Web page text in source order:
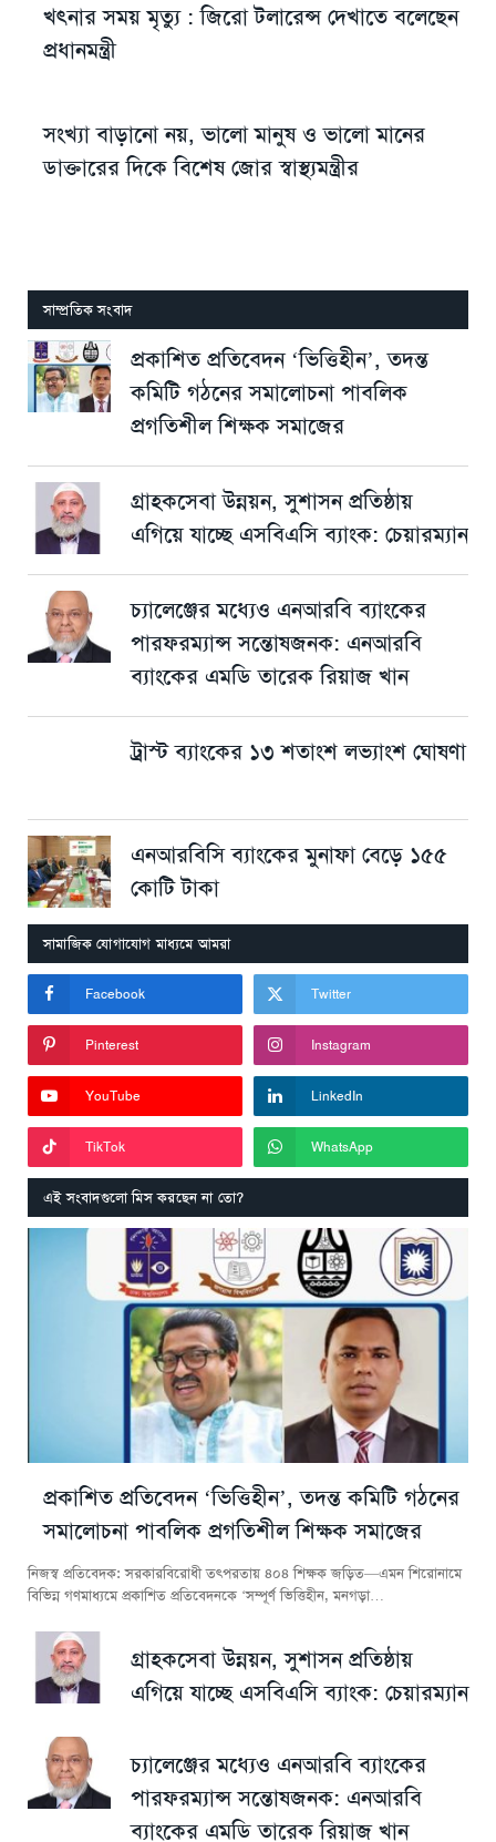
খৎনার সময় মৃত্যু : জিরো টলারেন্স দেখাতে বলেছেন
প্রধানমন্ত্রী
সংখ্যা বাড়ানো নয়, ভালো মানুষ ও ভালো মানের
ডাক্তারের দিকে বিশেষ জোর স্বাস্থ্যমন্ত্রীর
সাম্প্রতিক সংবাদ
প্রকাশিত প্রতিবেদন ‘ভিত্তিহীন’, তদন্ত
কমিটি গঠনের সমালোচনা পাবলিক
প্রগতিশীল শিক্ষক সমাজের
গ্রাহকসেবা উন্নয়ন, সুশাসন প্রতিষ্ঠায়
এগিয়ে যাচ্ছে এসবিএসি ব্যাংক: চেয়ারম্যান
চ্যালেঞ্জের মধ্যেও এনআরবি ব্যাংকের
পারফরম্যান্স সন্তোষজনক: এনআরবি
ব্যাংকের এমডি তারেক রিয়াজ খান
ট্রাস্ট ব্যাংকের ১৩ শতাংশ লভ্যাংশ ঘোষণা
এনআরবিসি ব্যাংকের মুনাফা বেড়ে ১৫৫
কোটি টাকা
সামাজিক যোগাযোগ মাধ্যমে আমরা
Facebook Twitter
Pinterest Instagram
YouTube LinkedIn
TikTok WhatsApp
এই সংবাদগুলো মিস করছেন না তো?
প্রকাশিত প্রতিবেদন ‘ভিত্তিহীন’, তদন্ত কমিটি গঠনের
সমালোচনা পাবলিক প্রগতিশীল শিক্ষক সমাজের
নিজস্ব প্রতিবেদক: সরকারবিরোধী তৎপরতায় ৪০৪ শিক্ষক জড়িত—এমন শিরোনামে
বিভিন্ন গণমাধ্যমে প্রকাশিত প্রতিবেদনকে ‘সম্পূর্ণ ভিত্তিহীন, মনগড়া…
গ্রাহকসেবা উন্নয়ন, সুশাসন প্রতিষ্ঠায়
এগিয়ে যাচ্ছে এসবিএসি ব্যাংক: চেয়ারম্যান
চ্যালেঞ্জের মধ্যেও এনআরবি ব্যাংকের
পারফরম্যান্স সন্তোষজনক: এনআরবি
ব্যাংকের এমডি তারেক রিয়াজ খান